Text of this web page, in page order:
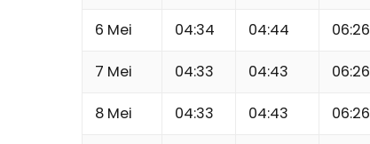
6 Mei 04:34 04:44 06:26
7 Mei 04:33 04:43 06:26
8 Mei 04:33 04:43 06:26